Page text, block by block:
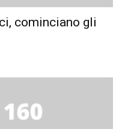
cominciano gli